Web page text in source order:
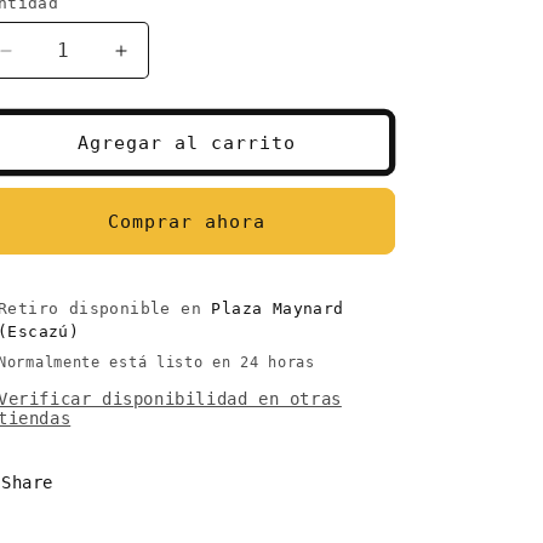
Reducir
cantidad
para
Del
Aumentar
cantidad
para
Olde
Del
Norte
Agregar al carrito
Comprar ahora
disponible en Plaza Maynard
está listo en 24 horas
disponibilidad en otras
Share